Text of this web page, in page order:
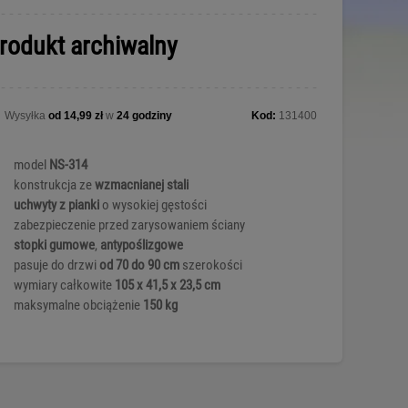
archiwalny
Wysyłka od 14,99 złw 24 godziny Kod: 131400
model NS-314
konstrukcja zewzmacnianej stali
uchwyty z piankio wysokiej gęstości
zabezpieczenie przed zarysowaniem ściany
stopki gumowe, antypoślizgowe
pasuje do drzwi od 70 do 90 cmszerokości
wymiary całkowite 105 x 41,5 x 23,5 cm
maksymalne obciążenie 150 kg